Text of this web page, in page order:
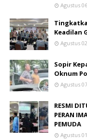
Agustus
Keadilan
Agustus
Sopir
Oknum
Agustus
RESMI
PERAN
PEMUDA
Agustus